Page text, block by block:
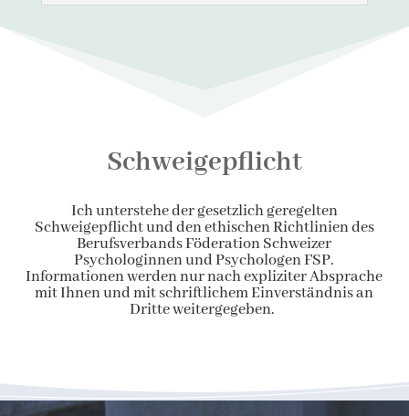
Schweigepflicht
Ich unterstehe der gesetzlich geregelten
Schweigepflicht und den ethischen Richtlinien des
Berufsverbands Föderation Schweizer
Psychologinnen und Psychologen FSP.
Informationen werden nur nach expliziter Absprache
mit Ihnen und mit schriftlichem Einverständnis an
Dritte weitergegeben.